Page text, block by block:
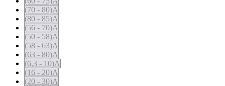
(70 - 80)А
(80 - 85)А
(56 - 70)А
(50 - 58)А
(58 - 63)А
(63 - 80)А
(6,3 - 10)А
(16 - 20)А
(20 - 30)А